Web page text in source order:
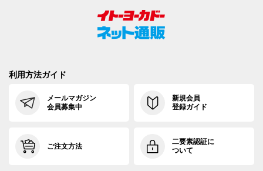
利用方法ガイド
メールマガジン
会員募集中
新規会員
登録ガイド
ご注文方法
二要素認証に
ついて